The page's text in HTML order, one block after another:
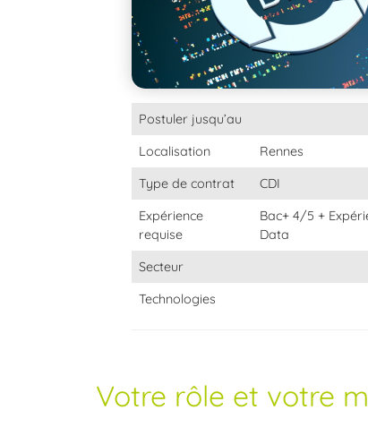
Postuler jusqu’au
Localisation
Rennes
Type de contrat
CDI
Expérience
requise
Bac+ 4/5 +
Data
Secteur
Technologies
Votre rôle et votre